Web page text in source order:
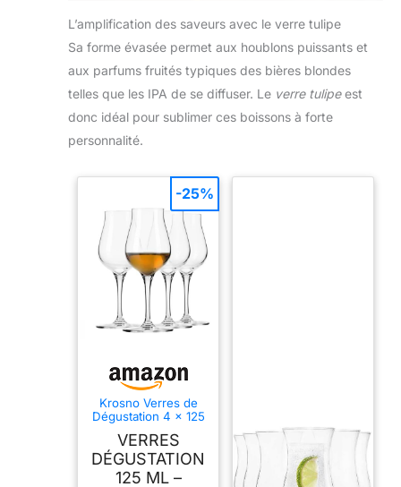
L’amplification des saveurs avec le verre tulipe
Sa forme évasée permet aux houblons puissants et
aux parfums fruités typiques des bières blondes
telles que les IPA de se diffuser. Le verre tulipeest
donc idéal pour sublimer ces boissons à forte
personnalité.
Krosno Verres de
Dégustation 4 x 125
Collection Avant-
Garde
VERRES
DÉGUSTATION
125 ML –
-25%